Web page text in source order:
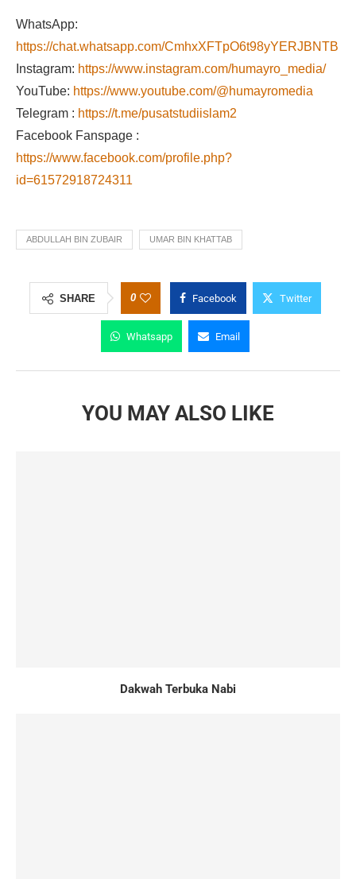
WhatsApp:
https://chat.whatsapp.com/CmhxXFTpO6t98yYERJBNTB
Instagram: https://www.instagram.com/humayro_media/
YouTube: https://www.youtube.com/@humayromedia
Telegram : https://t.me/pusatstudiislam2
Facebook Fanspage :
https://www.facebook.com/profile.php?
id=61572918724311
ABDULLAH BIN ZUBAIR UMAR BIN KHATTAB
SHARE 0 Facebook Twitter
Whatsapp Email
YOU MAY ALSO LIKE
Dakwah Terbuka Nabi